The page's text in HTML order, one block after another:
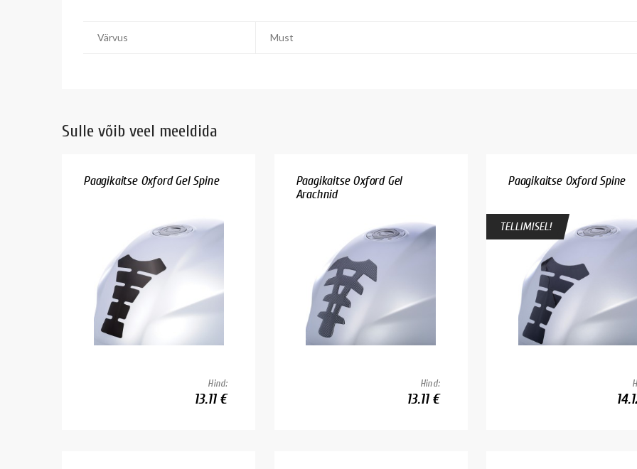
Värvus Must
Sulle võib veel meeldida
Paagikaitse Oxford Gel Spine
Hind:
13.11 €
Paagikaitse Oxford Gel
Arachnid
Hind:
13.11 €
Paagikaitse Oxford Spine
TELLIMISEL!